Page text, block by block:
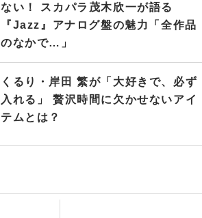
ない！ スカパラ茂木欣一が語る
『Jazz』アナログ盤の魅力「全作品
のなかで…」
くるり・岸田 繁が「大好きで、必ず
入れる」 贅沢時間に欠かせないアイ
テムとは？